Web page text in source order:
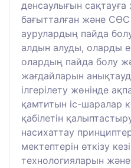
денсаулығын сақтауға
бағытталған және
аурулардың пайда
алдын алуды, оларды
олардың пайда болу
жағдайларын
ілгерілету жөнінде
қамтитын іс-шаралар
қабілетін
насихаттау
мектептерін өткізу
технологияларын